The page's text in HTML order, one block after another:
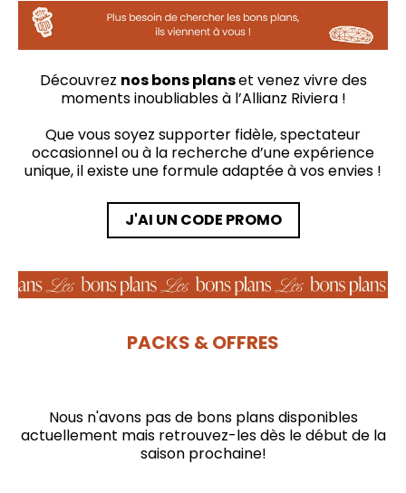
Découvrez nos bons planset venez vivre des
moments inoubliables à l’Allianz Riviera !
Que vous soyez supporter fidèle, spectateur
occasionnel ou à la recherche d’une expérience
unique, il existe une formule adaptée à vos envies !
J'AI UN CODE PROMO
PACKS & OFFRES
Nous n'avons pas de bons plans disponibles
actuellement mais retrouvez-les dès le début de la
saison prochaine!